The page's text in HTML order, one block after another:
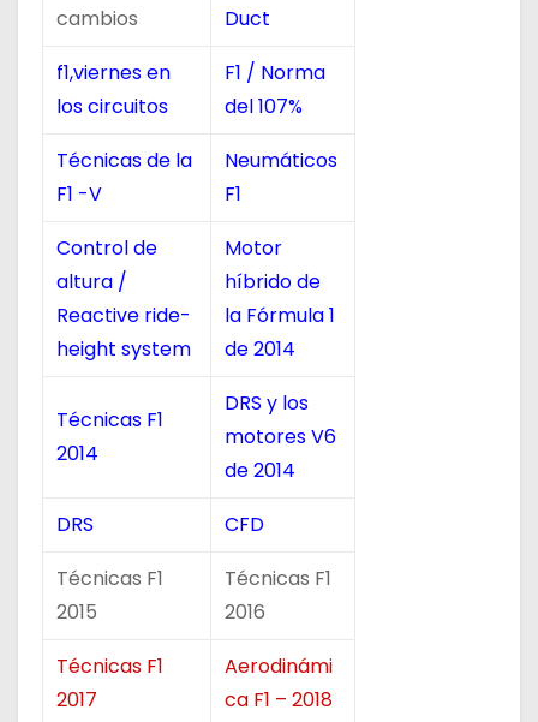
cambios
Duct
f1,viernes en
los circuitos
F1 / Norma
del 107%
Técnicas de la
F1 -V
Neumáticos
F1
Control de
altura /
Reactive ride-
height system
Motor
híbrido de
la Fórmula 1
de 2014
Técnicas F1
2014
DRS y los
motores V6
de 2014
DRS
CFD
Técnicas F1
2015
Técnicas F1
2016
Técnicas F1
2017
Aerodinámi
ca F1 – 2018